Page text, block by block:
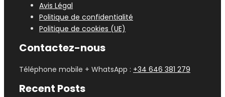
Avis Légal
Politique de confidentialité
Politique de cookies (UE)
Contactez-nous
Téléphone mobile + WhatsApp : +34 646 381 279
Recent Posts